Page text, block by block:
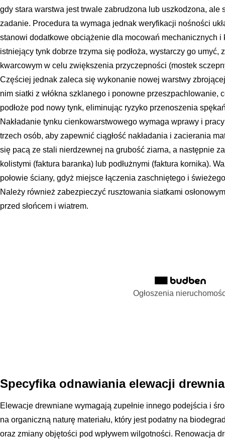
gdy stara warstwa jest trwale zabrudzona lub uszkodzona, ale
zadanie. Procedura ta wymaga jednak weryfikacji nośności
stanowi dodatkowe obciążenie dla mocowań mechanicznych i
istniejący tynk dobrze trzyma się podłoża, wystarczy go umyć,
kwarcowym w celu zwiększenia przyczepności (mostek
Częściej jednak zaleca się wykonanie nowej warstwy
nim siatki z włókna szklanego i ponowne przeszpachlowanie,
podłoże pod nowy tynk, eliminując ryzyko przenoszenia
Nakładanie tynku cienkowarstwowego wymaga wprawy i
trzech osób, aby zapewnić ciągłość nakładania i zacierania
się pacą ze stali nierdzewnej na grubość ziarna, a następnie
kolistymi (faktura baranka) lub podłużnymi (faktura kornika).
połowie ściany, gdyż miejsce łączenia zaschniętego i
Należy również zabezpieczyć rusztowania siatkami
przed słońcem i wiatrem.
Ogłoszenia
Specyfika odnawiania elewacji
Elewacje drewniane wymagają zupełnie innego podejścia i
na organiczną naturę materiału, który jest podatny na
oraz zmiany objętości pod wpływem wilgotności. Renowacja